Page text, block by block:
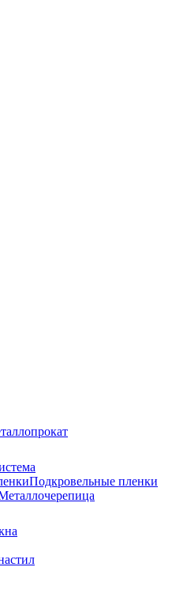
Подкровельные пленки